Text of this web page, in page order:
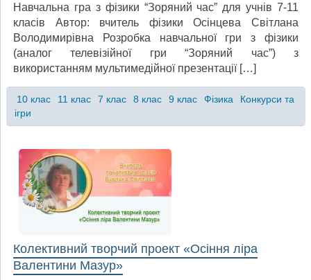
Навчальна гра з фізики “Зоряний час” для учнів 7-11
класів Автор: вчитель фізики Осінцева Світлана
Володимирівна Розробка навчальної гри з фізики
(аналог телевізійної гри “Зоряний час”) з
використанням мультимедійної презентації […]
10 клас 11 клас 7 клас 8 клас 9 клас Фізика
Конкурси та
ігри
Колективний творчий проект «Осіння ліра
Валентини Мазур»